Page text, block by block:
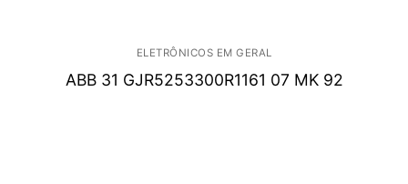
ELETRÔNICOS EM GERAL
ABB 31 GJR5253300R1161 07 MK 92